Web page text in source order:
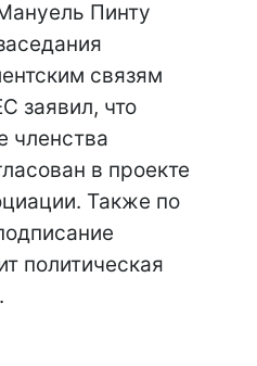
Пинту
связям
заявил, что
членства
в проекте
Также по
политическая